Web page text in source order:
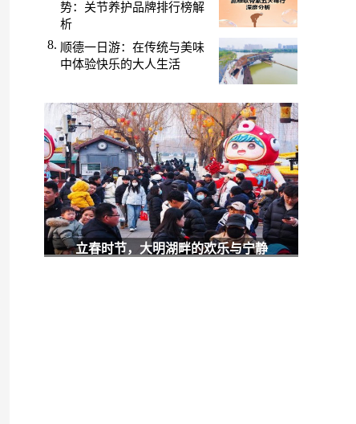
势：关节养护品牌排行榜解
析
顺德一日游：在传统与美味
中体验快乐的大人生活
立春时节，大明湖畔的欢乐与宁静